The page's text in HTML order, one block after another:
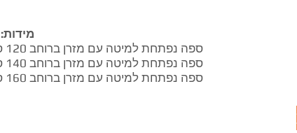
מידות:
ספה נפתחת למיטה עם מזרן ברוחב 120 ס"מ: רוחב 184, עומק 94, גובה 85.
ספה נפתחת למיטה עם מזרן ברוחב 140 ס"מ: רוחב 204, עומק 94, גובה 85.
ספה נפתחת למיטה עם מזרן ברוחב 160 ס"מ: רוחב 224, עומק 94, גובה 85.